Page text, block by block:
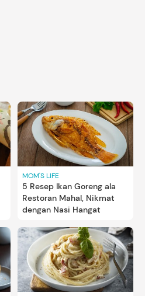
MOM'S LIFE
5 Resep Ikan Goreng ala
Restoran Mahal, Nikmat
dengan Nasi Hangat